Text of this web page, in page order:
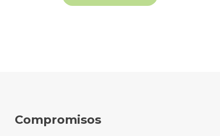
Compromisos